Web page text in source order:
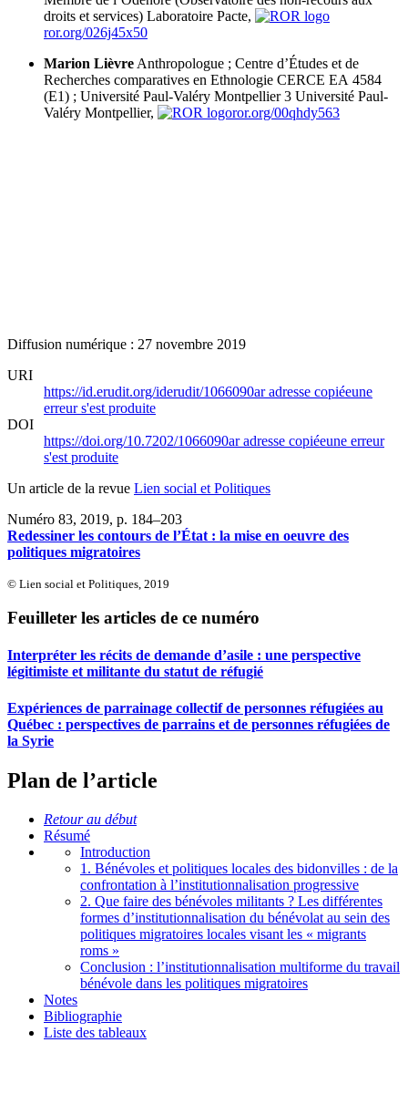
droits et services) Laboratoire Pacte,
ror.org/026j45x50
Marion Lièvre Anthropologue ; Centre d’Études et de
Recherches comparatives en Ethnologie CERCE EA 4584
(E1) ; Université Paul-Valéry Montpellier 3 Université Paul-
Valéry Montpellier,
ror.org/00qhdy563
Diffusion numérique : 27 novembre 2019
URI
https://id.erudit.org/iderudit/1066090aradresse copiéeune
erreur s'est produite
DOI
https://doi.org/10.7202/1066090aradresse copiéeune erreur
s'est produite
Un article de la revue Lien social et Politiques
Numéro 83, 2019, p. 184–203
Redessiner les contours de l’État : la mise en oeuvre des
politiques migratoires
© Lien social et Politiques, 2019
Feuilleter les articles de ce numéro
Interpréter les récits de demande d’asile : une perspective
légitimiste et militante du statut de réfugié
Expériences de parrainage collectif de personnes réfugiées au
Québec : perspectives de parrains et de personnes réfugiées de
la Syrie
Plan de l’article
Retour au début
Résumé
Introduction
1. Bénévoles et politiques locales des bidonvilles : de la
confrontation à l’institutionnalisation progressive
2. Que faire des bénévoles militants ? Les différentes
formes d’institutionnalisation du bénévolat au sein des
politiques migratoires locales visant les « migrants
roms »
Conclusion : l’institutionnalisation multiforme du travail
bénévole dans les politiques migratoires
Notes
Bibliographie
Liste des tableaux